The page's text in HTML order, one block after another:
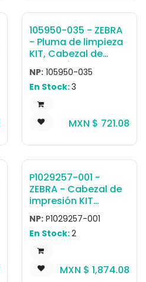
105950-035 - ZEBRA
- Pluma de limpieza
KIT, Cabezal de
Impresión CLEANING
PENS (12)
NP: 105950-035
En Stock:3
MXN $ 721.08
P1029257-001 -
ZEBRA - Cabezal de
impresión KIT
Cabezal de
Impresión TTP21X0
NP: P1029257-001
En Stock:2
MXN $ 1,874.08